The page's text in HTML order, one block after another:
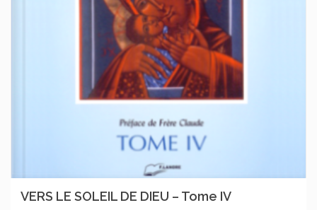
VERS LE SOLEIL DE DIEU – Tome IV